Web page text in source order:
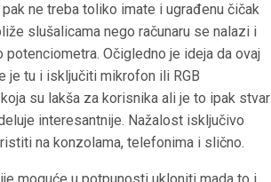
ne treba toliko imate i ugrađenu čičak
slušalicama nego računaru se nalazi i
Očigledno je ideja da ovaj
je tu i isključiti mikrofon ili RGB
su lakša za korisnika ali je to ipak stvar
interesantnije. Nažalost isključivo
na konzolama, telefonima i slično.